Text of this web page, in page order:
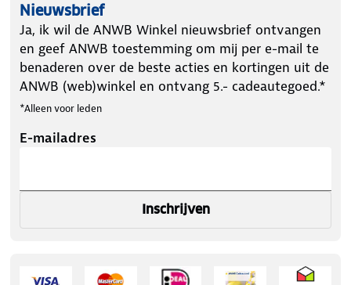
Nieuwsbrief
Ja, ik wil de ANWB Winkel nieuwsbrief ontvangen
en geef ANWB toestemming om mij per e-mail te
benaderen over de beste acties en kortingen uit de
ANWB (web)winkel en ontvang 5.- cadeautegoed.*
*Alleen voor leden
E-mailadres
Inschrijven